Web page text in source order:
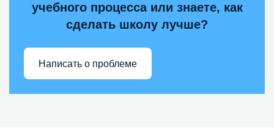
учебного процесса или знаете, как
сделать школу лучше?
Написать о проблеме